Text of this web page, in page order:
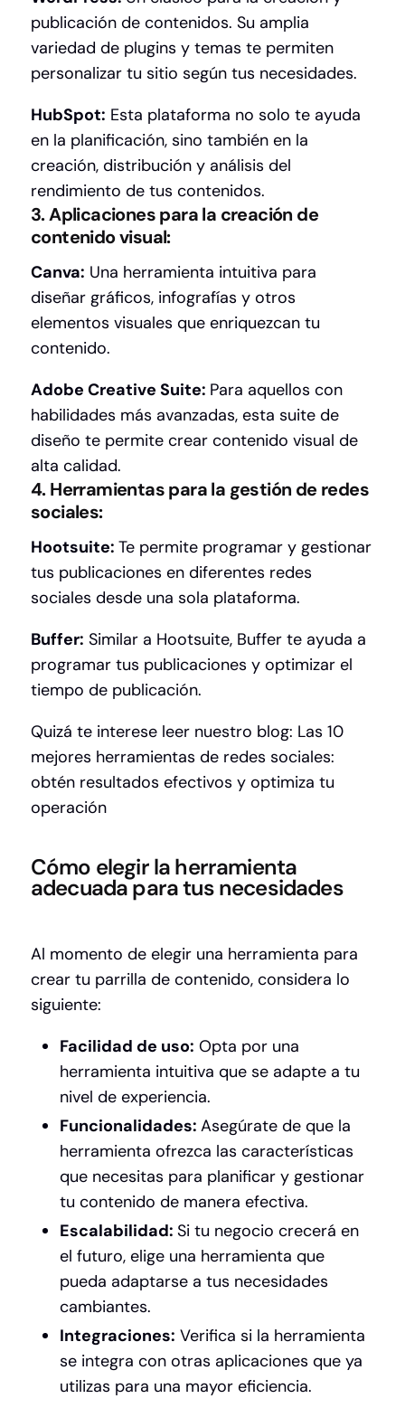
publicación de contenidos. Su amplia
variedad de plugins y temas te permiten
personalizar tu sitio según tus necesidades.
HubSpot: Esta plataforma no solo te ayuda
en la planificación, sino también en la
creación, distribución y análisis del
rendimiento de tus contenidos.
3. Aplicaciones para la creación de
contenido visual:
Canva: Una herramienta intuitiva para
diseñar gráficos, infografías y otros
elementos visuales que enriquezcan tu
contenido.
Adobe Creative Suite: Para aquellos con
habilidades más avanzadas, esta suite de
diseño te permite crear contenido visual de
alta calidad.
4. Herramientas para la gestión de redes
sociales:
Hootsuite: Te permite programar y gestionar
tus publicaciones en diferentes redes
sociales desde una sola plataforma.
Buffer: Similar a Hootsuite, Buffer te ayuda a
programar tus publicaciones y optimizar el
tiempo de publicación.
Quizá te interese leer nuestro blog: Las 10
mejores herramientas de redes sociales:
obtén resultados efectivos y optimiza tu
operación
Cómo elegir la herramienta
adecuada para tus necesidades
Al momento de elegir una herramienta para
crear tu parrilla de contenido, considera lo
siguiente:
Facilidad de uso: Opta por una
herramienta intuitiva que se adapte a tu
nivel de experiencia.
Funcionalidades: Asegúrate de que la
herramienta ofrezca las características
que necesitas para planificar y gestionar
tu contenido de manera efectiva.
Escalabilidad: Si tu negocio crecerá en
el futuro, elige una herramienta que
pueda adaptarse a tus necesidades
cambiantes.
Integraciones: Verifica si la herramienta
se integra con otras aplicaciones que ya
utilizas para una mayor eficiencia.